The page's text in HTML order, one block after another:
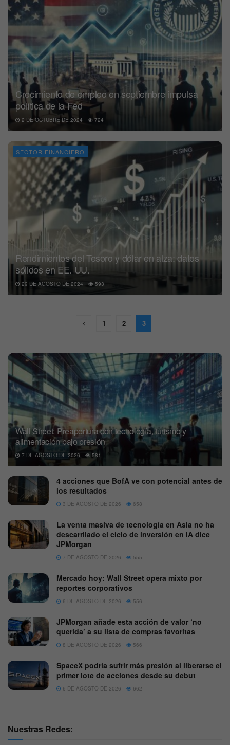
Crecimiento de empleo en septiembre impulsa
política de la Fed
2 DE OCTUBRE DE 2024 724
SECTOR FINANCIERO
Rendimientos del Tesoro y dólar en alza: datos
sólidos en EE. UU.
29 DE AGOSTO DE 2024 593
1 2 3
Wall Street: Preapertura con tecnología, turismo y
alimentación bajo presión
7 DE AGOSTO DE 2026 581
4 acciones que BofA ve con potencial antes de
los resultados
3 DE AGOSTO DE 2026 658
La venta masiva de tecnología en Asia no ha
descarrilado el ciclo de inversión en IA dice
JPMorgan
7 DE AGOSTO DE 2026 555
Mercado hoy: Wall Street opera mixto por
reportes corporativos
6 DE AGOSTO DE 2026 556
JPMorgan añade esta acción de valor ‘no
querida’ a su lista de compras favoritas
8 DE AGOSTO DE 2026 566
SpaceX podría sufrir más presión al liberarse el
primer lote de acciones desde su debut
6 DE AGOSTO DE 2026 662
Nuestras Redes: